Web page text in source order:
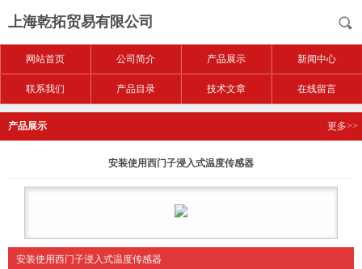
上海乾拓贸易有限公司
网站首页 公司简介 产品展示 新闻中心
联系我们 产品目录 技术文章 在线留言
产品展示 更多>>
安装使用西门子浸入式温度传感器
安装使用西门子浸入式温度传感器